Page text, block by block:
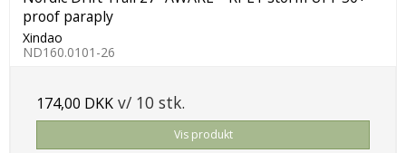
proof paraply
Xindao
ND160.0101-26
174,00 DKK v/ 10 stk.
Vis produkt